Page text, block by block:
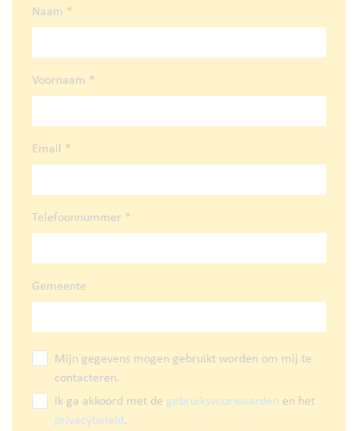
Naam *
Voornaam *
Email *
Telefoonnummer *
Gemeente
Mijn gegevens mogen gebruikt worden om mij te
contacteren.
Ik ga akkoord met de gebruiksvoorwaarden en het
privacybeleid.